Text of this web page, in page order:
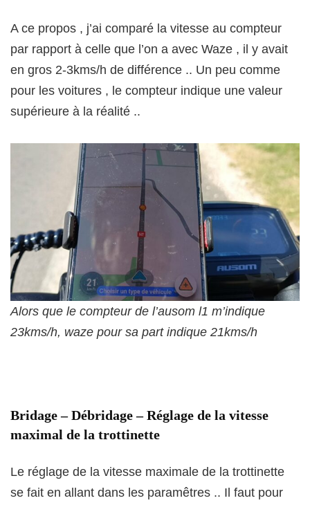
A ce propos , j’ai comparé la vitesse au compteur
par rapport à celle que l’on a avec Waze , il y avait
en gros 2-3kms/h de différence .. Un peu comme
pour les voitures , le compteur indique une valeur
supérieure à la réalité ..
Alors que le compteur de l’ausom l1 m’indique
23kms/h, waze pour sa part indique 21kms/h
Bridage – Débridage – Réglage de la vitesse
maximal de la trottinette
Le réglage de la vitesse maximale de la trottinette
se fait en allant dans les paramêtres .. Il faut pour